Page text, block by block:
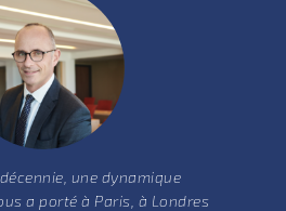
une dynamique
a porté à Paris, à Londres